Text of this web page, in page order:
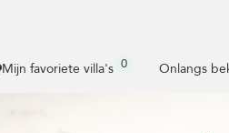
Mijn favoriete villa's 0 Onlangs